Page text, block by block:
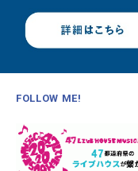
FOLLOW ME!